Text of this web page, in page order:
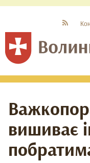
вишиває